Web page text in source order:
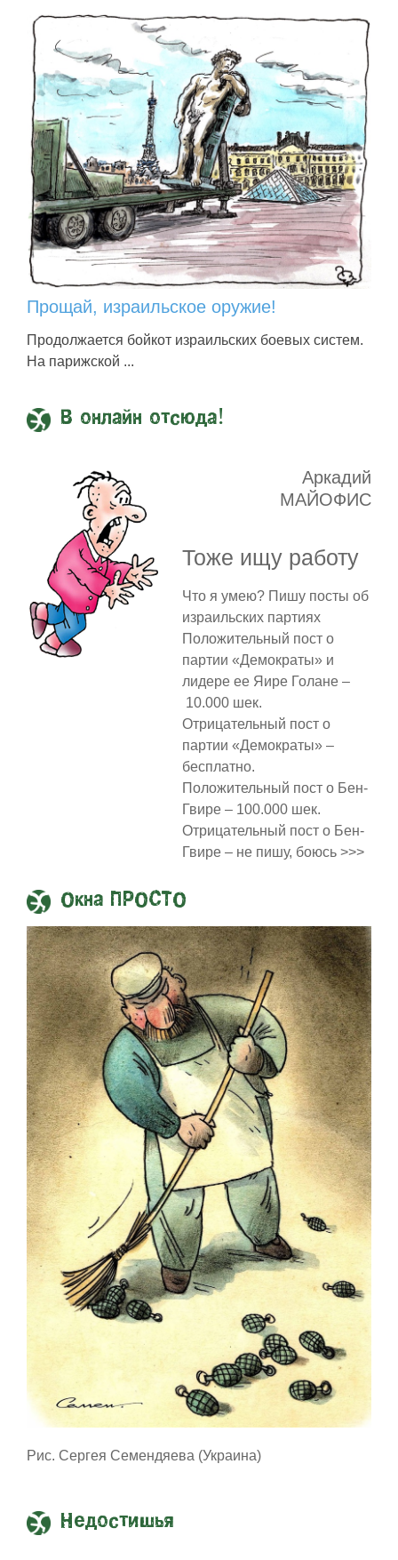
Прощай, израильское оружие!
Продолжается бойкот израильских боевых систем.
На парижской ...
В онлайн отсюда!
Аркадий
МАЙОФИС
Тоже ищу работу
Что я умею? Пишу посты об
израильских партиях
Положительный пост о
партии «Демократы» и
лидере ее Яире Голане –
10.000 шек.
Отрицательный пост о
партии «Демократы» –
бесплатно.
Положительный пост о Бен-
Гвире – 100.000 шек.
Отрицательный пост о Бен-
Гвире – не пишу, боюсь >>>
Окна ПРОСТО
Рис. Сергея Семендяева (Украина)
Недостишья